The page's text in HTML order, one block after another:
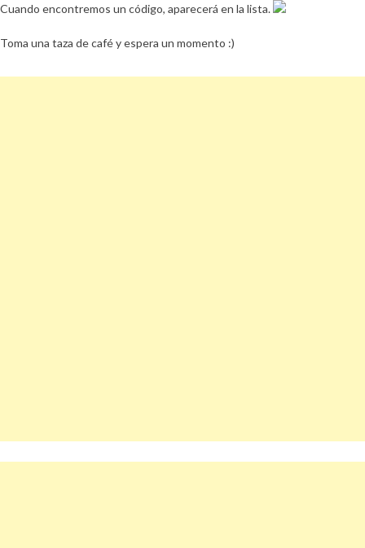
Cuando encontremos un código, aparecerá en la lista.
Toma una taza de café y espera un momento :)